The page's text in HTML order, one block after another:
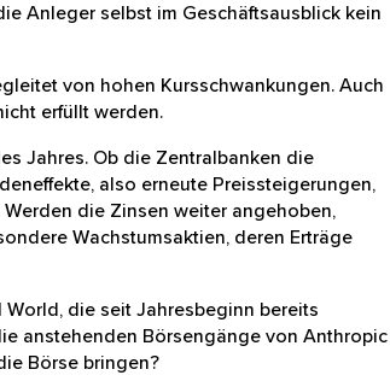
nur die Erwartungen zu erfüllen,
nur, wenn die Anleger selbst im
begleitet von hohen Kursschwankungen.
des Jahres. Ob die Zentralbanken die
also erneute
nicht ausschließen. Werden die Zinsen
und treffen daher insbesondere
All World, die seit Jahresbeginn bereits
die anstehenden Börsengänge von